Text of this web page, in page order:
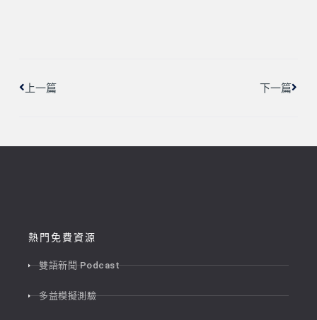
上一篇 下一篇
熱門免費資源
雙語新聞 Podcast
多益模擬測驗